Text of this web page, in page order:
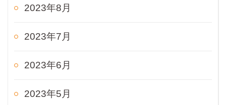
2023年8月
2023年7月
2023年6月
2023年5月